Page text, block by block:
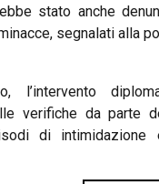
stato anche
segnalati alla
l’intervento
verifiche da parte
di